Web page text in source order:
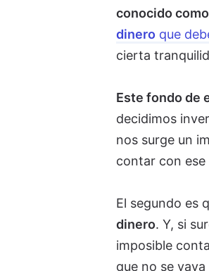
conocido
dinero que
cierta
Este fondo de
decidimos
nos surge un
contar con
El segundo es
dinero. Y, si
imposible
que no se